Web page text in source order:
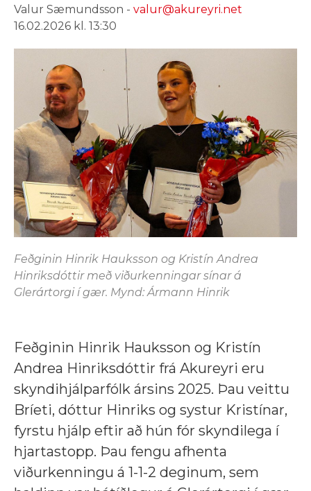
Valur Sæmundsson - valur@akureyri.net
16.02.2026 kl. 13:30
Feðginin Hinrik Hauksson og Kristín Andrea
Hinriksdóttir með viðurkenningar sínar á
Glerártorgi í gær. Mynd: Ármann Hinrik
Feðginin Hinrik Hauksson og Kristín
Andrea Hinriksdóttir frá Akureyri eru
skyndihjálparfólk ársins 2025. Þau veittu
Bríeti, dóttur Hinriks og systur Kristínar,
fyrstu hjálp eftir að hún fór skyndilega í
hjartastopp. Þau fengu afhenta
viðurkenningu á 1-1-2 deginum, sem